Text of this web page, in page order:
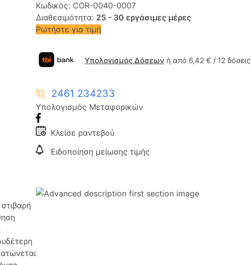
Κωδικός: COR-0040-0007
Διαθεσιμότητα: 25 - 30 εργάσιμες μέρες
Ρωτήστε για τιμή
Υπολογισμός Δόσεων ή από 6,42 € / 12 δόσεις
2461 234233
Υπολογισμός Μεταφορικών
Κλείσε ραντεβού
Ειδοποίηση μείωσης τιμής